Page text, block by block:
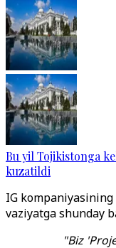
Bu yil Tojikistonga
kuzatildi
IG
vaziyatga shunday
"Biz